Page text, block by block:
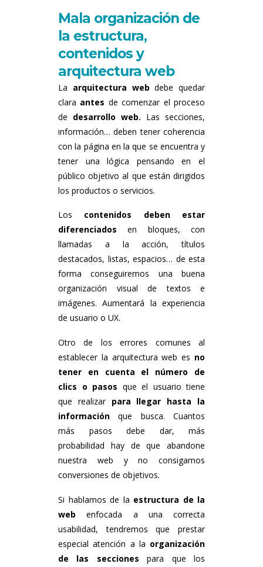
Mala organización de
la estructura,
contenidos y
arquitectura web
La arquitectura web debe quedar
clara antes de comenzar el proceso
de desarrollo web. Las secciones,
información… deben tener coherencia
con la página en la que se encuentra y
tener una lógica pensando en el
público objetivo al que están dirigidos
los productos o servicios.
Los contenidos deben estar
diferenciados en bloques, con
llamadas a la acción, títulos
destacados, listas, espacios… de esta
forma conseguiremos una buena
organización visual de textos e
imágenes. Aumentará la experiencia
de usuario o UX.
Otro de los errores comunes al
establecer la arquitectura web es no
tener en cuenta el número de
clics o pasos que el usuario tiene
que realizar para llegar hasta la
información que busca. Cuantos
más pasos debe dar, más
probabilidad hay de que abandone
nuestra web y no consigamos
conversiones de objetivos.
Si hablamos de la estructura de la
web enfocada a una correcta
usabilidad, tendremos que prestar
especial atención a la organización
de las secciones para que los